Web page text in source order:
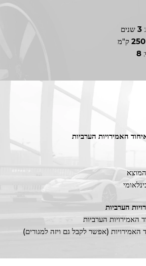
3 שנים
250 ק"מ
8
המוצא
האמירויות הערביות
האמירויות (אפשר לקבל גם ויזה למגורים)